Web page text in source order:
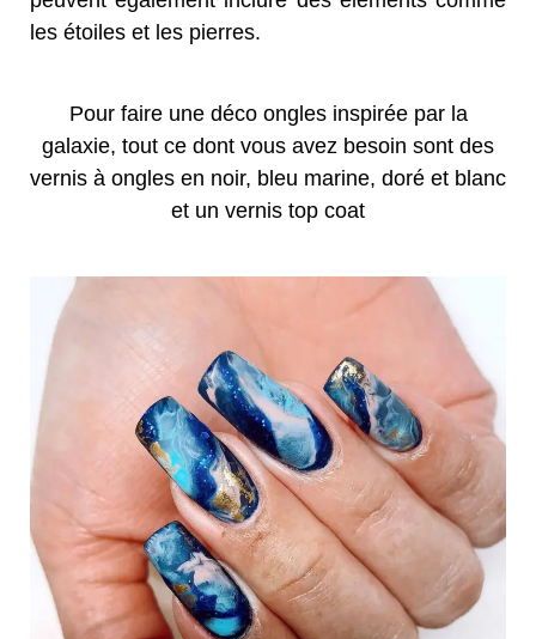
les étoiles et les pierres.
Pour faire une déco ongles inspirée par la
galaxie, tout ce dont vous avez besoin sont des
vernis à ongles en noir, bleu marine, doré et blanc
et un vernis top coat